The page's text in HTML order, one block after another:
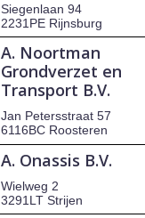
Siegenlaan 94
2231PE Rijnsburg
A. Noortman
Grondverzet en
Transport B.V.
Jan Petersstraat 57
6116BC Roosteren
A. Onassis B.V.
Wielweg 2
3291LT Strijen